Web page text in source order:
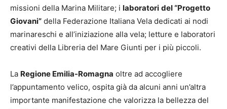
missioni della Marina Militare; i laboratori del “Progetto
Giovani” della Federazione Italiana Vela dedicati ai nodi
marinareschi e all’iniziazione alla vela; letture e laboratori
creativi della Libreria del Mare Giunti per i più piccoli.
La Regione Emilia-Romagna oltre ad accogliere
l’appuntamento velico, ospita già da alcuni anni un’altra
importante manifestazione che valorizza la bellezza del